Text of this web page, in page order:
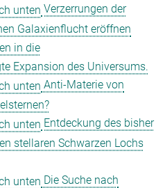
Verzerrungen der
Galaxienflucht eröffnen
in die
Expansion des Universums.
Anti-Materie von
Entdeckung des bisher
stellaren Schwarzen Lochs
Die Suche nach